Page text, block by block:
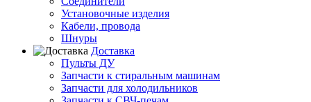
Установочные изделия
Кабели, провода
Шнуры
Доставка
Пульты ДУ
Запчасти к стиральным машинам
Запчасти для холодильников